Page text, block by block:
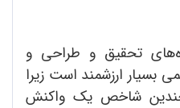
تحقیق و طراحی و
بسیار ارزشمند است زیرا
شاخص یک واکنش